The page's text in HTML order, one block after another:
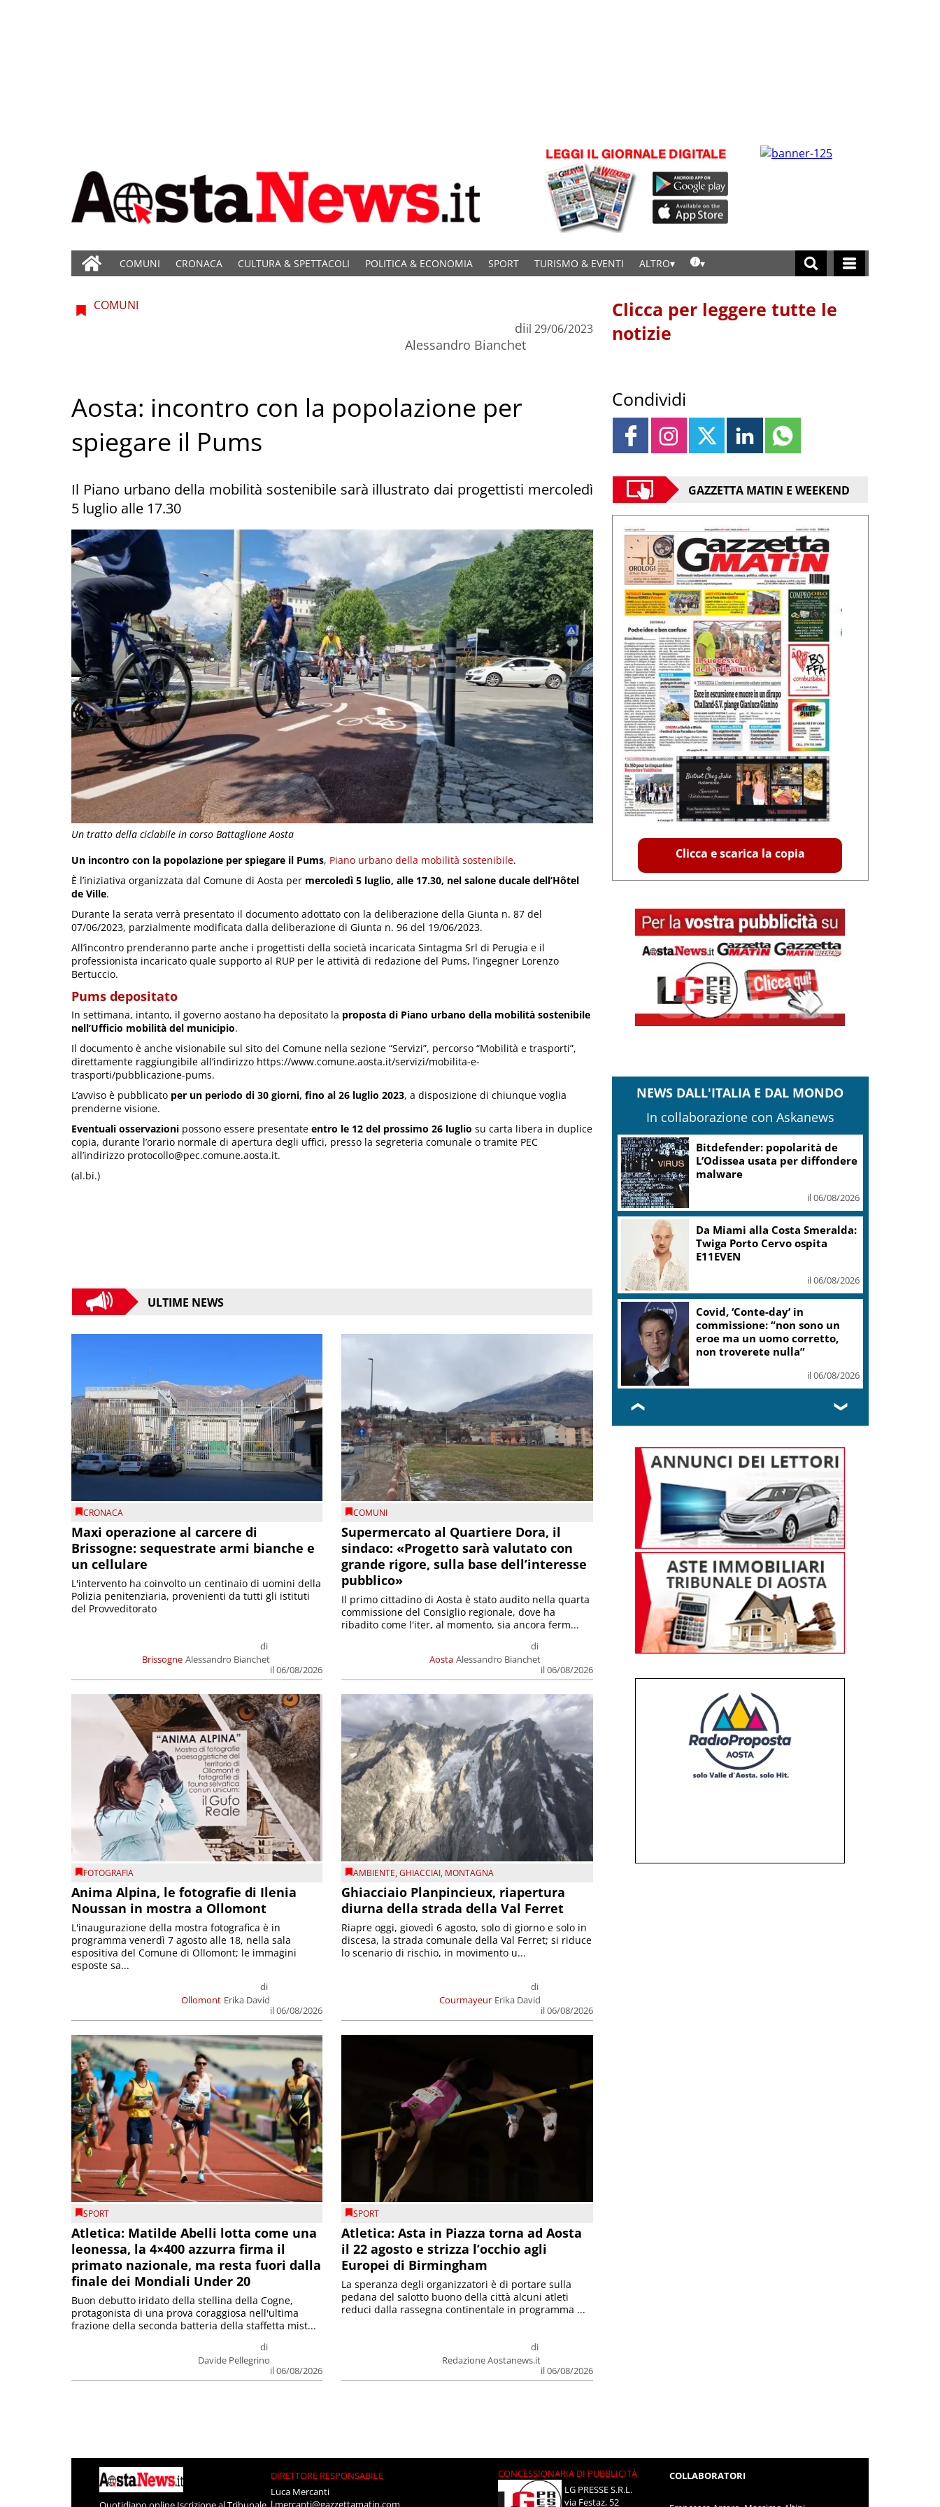
COMUNI CRONACA CULTURA & SPETTACOLI POLITICA & ECONOMIA SPORT TURISMO & EVENTI ALTRO
Un tratto della ciclabile in corso Battaglione Aosta
COMUNI
di
Alessandro Bianchet
il 29/06/2023
Aosta: incontro con la popolazione per
spiegare il Pums
Il Piano urbano della mobilità sostenibile sarà illustrato dai progettisti mercoledì
5 luglio alle 17.30
Un incontro con la popolazione per spiegare il Pums, Piano urbano della mobilità sostenibile.
È l’iniziativa organizzata dal Comune di Aosta per mercoledì 5 luglio, alle 17.30, nel salone ducale dell’Hôtel
de Ville.
Durante la serata verrà presentato il documento adottato con la deliberazione della Giunta n. 87 del
07/06/2023, parzialmente modificata dalla deliberazione di Giunta n. 96 del 19/06/2023.
All’incontro prenderanno parte anche i progettisti della società incaricata Sintagma Srl di Perugia e il
professionista incaricato quale supporto al RUP per le attività di redazione del Pums, l’ingegner Lorenzo
Bertuccio.
Pums depositato
In settimana, intanto, il governo aostano ha depositato la proposta di Piano urbano della mobilità sostenibile
nell’Ufficio mobilità del municipio.
Il documento è anche visionabile sul sito del Comune nella sezione “Servizi”, percorso “Mobilità e trasporti”,
direttamente raggiungibile all’indirizzo https://www.comune.aosta.it/servizi/mobilita-e-
trasporti/pubblicazione-pums.
L’avviso è pubblicato per un periodo di 30 giorni, fino al 26 luglio 2023, a disposizione di chiunque voglia
prenderne visione.
Eventuali osservazioni possono essere presentate entro le 12 del prossimo 26 luglio su carta libera in duplice
copia, durante l’orario normale di apertura degli uffici, presso la segreteria comunale o tramite PEC
all’indirizzo protocollo@pec.comune.aosta.it.
(al.bi.)
ULTIME NEWS
CRONACA
Maxi operazione al carcere di
Brissogne: sequestrate armi bianche e
un cellulare
Brissogne
di
Alessandro Bianchet
il 06/08/2026
L'intervento ha coinvolto un centinaio di uomini della
Polizia penitenziaria, provenienti da tutti gli istituti
del Provveditorato
COMUNI
Supermercato al Quartiere Dora, il
sindaco: «Progetto sarà valutato con
grande rigore, sulla base dell’interesse
pubblico»
Aosta
di
Alessandro Bianchet
il 06/08/2026
Il primo cittadino di Aosta è stato audito nella quarta
commissione del Consiglio regionale, dove ha
ribadito come l'iter, al momento, sia ancora ferm...
FOTOGRAFIA
Anima Alpina, le fotografie di Ilenia
Noussan in mostra a Ollomont
Ollomont
di
Erika David
il 06/08/2026
L'inaugurazione della mostra fotografica è in
programma venerdì 7 agosto alle 18, nella sala
espositiva del Comune di Ollomont; le immagini
esposte sa...
AMBIENTE,GHIACCIAI, MONTAGNA
Ghiacciaio Planpincieux, riapertura
diurna della strada della Val Ferret
Courmayeur
di
Erika David
il 06/08/2026
Riapre oggi, giovedì 6 agosto, solo di giorno e solo in
discesa, la strada comunale della Val Ferret; si riduce
lo scenario di rischio, in movimento u...
SPORT
Atletica: Matilde Abelli lotta come una
leonessa, la 4×400 azzurra firma il
primato nazionale, ma resta fuori dalla
finale dei Mondiali Under 20
di
Davide Pellegrino
il 06/08/2026
Buon debutto iridato della stellina della Cogne,
protagonista di una prova coraggiosa nell'ultima
frazione della seconda batteria della staffetta mist...
SPORT
Atletica: Asta in Piazza torna ad Aosta
il 22 agosto e strizza l’occhio agli
Europei di Birmingham
di
Redazione Aostanews.it
il 06/08/2026
La speranza degli organizzatori è di portare sulla
pedana del salotto buono della città alcuni atleti
reduci dalla rassegna continentale in programma ...
Clicca per leggere tutte le
notizie
Condividi
GAZZETTA MATIN E WEEKEND
Clicca e scarica la copia
NEWS DALL'ITALIA E DAL MONDO
In collaborazione con Askanews
Bitdefender: popolarità de
L’Odissea usata per diffondere
malware
il 06/08/2026
Da Miami alla Costa Smeralda:
Twiga Porto Cervo ospita
E11EVEN
il 06/08/2026
Covid, ‘Conte-day’ in
commissione: “non sono un
eroe ma un uomo corretto,
non troverete nulla”
il 06/08/2026
❮ ❯
DIRETTORE RESPONSABILE
Luca Mercanti
l.mercanti@gazzettamatin.com
CONCESSIONARIA DI PUBBLICITÀ
LG PRESSE S.R.L.
via Festaz, 52
COLLABORATORI